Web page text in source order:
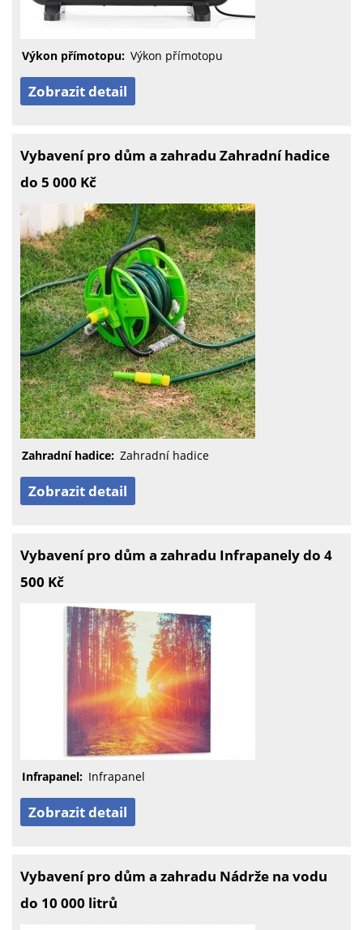
Výkon přímotopu: Výkon přímotopu
Zobrazit detail
Vybavení pro dům a zahradu Zahradní hadice
do 5 000 Kč
Zahradní hadice: Zahradní hadice
Zobrazit detail
Vybavení pro dům a zahradu Infrapanely do 4
500 Kč
Infrapanel: Infrapanel
Zobrazit detail
Vybavení pro dům a zahradu Nádrže na vodu
do 10 000 litrů